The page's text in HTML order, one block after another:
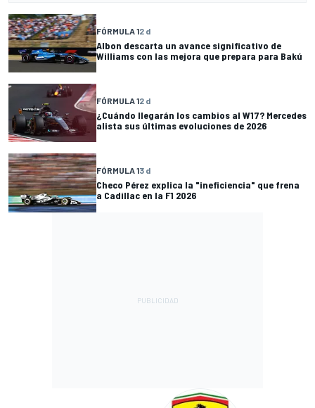
FÓRMULA 12 d
Albon descarta un avance significativo de
Williams con las mejora que prepara para Bakú
FÓRMULA 12 d
¿Cuándo llegarán los cambios al W17? Mercedes
alista sus últimas evoluciones de 2026
FÓRMULA 13 d
Checo Pérez explica la "ineficiencia" que frena
a Cadillac en la F1 2026